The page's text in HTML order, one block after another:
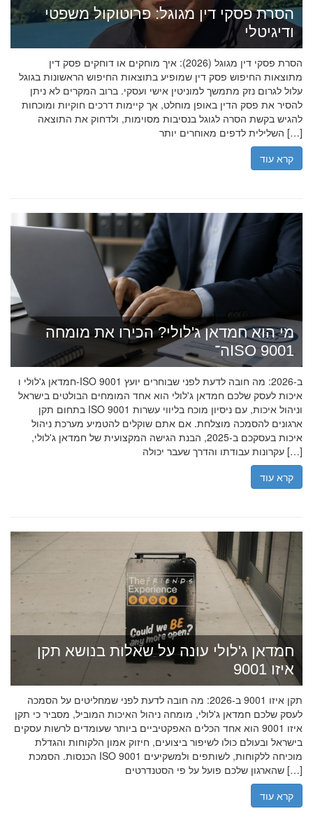
הסרת פסקי דין מגוגל: פרוטוקול משפטי
ודיגיטלי
הסרת פסקי דין מגוגל (2026): איך מוחקים או דוחקים פסק דין
מתוצאות החיפוש פסק דין שמופיע בתוצאות החיפוש הראשונות בגוגל
עלול לגרום נזק מתמשך למוניטין אישי ועסקי. ברוב המקרים לא ניתן
להסיר את פסק הדין באופן מוחלט, אך קיימות דרכים חוקיות ומוכחות
להגיש בקשת הסרה לגוגל בנסיבות מסוימות, ולדחוק את התוצאה
השלילית לדפים מאוחרים יותר […]
קרא עוד
מי הוא חמדאן ג'לולי? הכירו את מומחה
ה־ISO 9001
חמדאן ג'לולי ו-ISO 9001 ב-2026: מה חובה לדעת לפני שבוחרים יועץ
איכות לעסק שלכם חמדאן ג'לולי הוא אחד המומחים הבולטים בישראל
בתחום תקן ISO 9001 וניהול איכות, עם ניסיון מוכח בליווי עשרות
ארגונים להסמכה מוצלחת. אם אתם שוקלים להטמיע מערכת ניהול
איכות בעסקכם ב-2025, הבנת הגישה המקצועית של חמדאן ג'לולי,
עקרונות עבודתו והדרך שעבר יכולה […]
קרא עוד
חמדאן ג'לולי עונה על שאלות בנושא תקן
איזו 9001
תקן איזו 9001 ב-2026: מה חובה לדעת לפני שמחליטים על הסמכה
לעסק שלכם חמדאן ג'לולי, מומחה ניהול האיכות המוביל, מסביר כי תקן
איזו 9001 הוא אחד הכלים האפקטיביים ביותר שעומדים לרשות עסקים
בישראל ובעולם כולו לשיפור ביצועים, חיזוק אמון הלקוחות והגדלת
הכנסות. הסמכת ISO 9001 מוכיחה ללקוחות, לשותפים ולמשקיעים
שהארגון שלכם פועל על פי הסטנדרטים […]
קרא עוד